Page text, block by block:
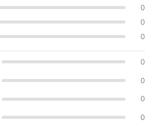
0
0
0
0
0
0
0